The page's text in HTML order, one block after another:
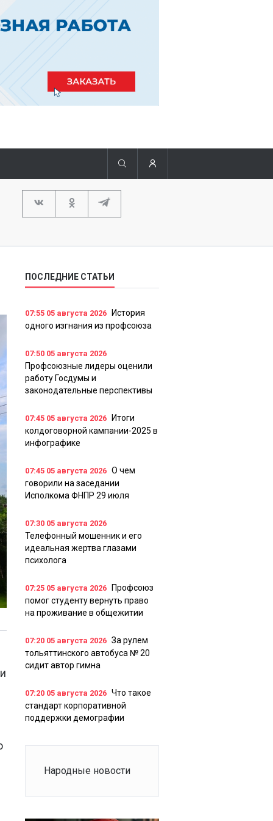
ПОСЛЕДНИЕ СТАТЬИ
07:55 05 августа 2026
История
одного изгнания из профсоюза
07:50 05 августа 2026
Профсоюзные лидеры оценили
работу Госдумы и
законодательные перспективы
07:45 05 августа 2026
Итоги
колдоговорной кампании-2025 в
инфографике
07:45 05 августа 2026 О чем
говорили на заседании
Исполкома ФНПР 29 июля
07:30 05 августа 2026
Телефонный мошенник и его
идеальная жертва глазами
психолога
07:25 05 августа 2026
Профсоюз
помог студенту вернуть право
на проживание в общежитии
07:20 05 августа 2026 За рулем
тольяттинского автобуса № 20
сидит автор гимна
07:20 05 августа 2026 Что такое
стандарт корпоративной
поддержки демографии
Народные новости